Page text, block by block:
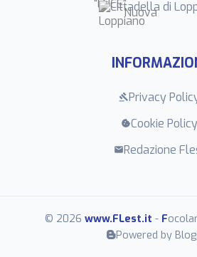
Cittadella di
gavelPrivacy
cookieCookie Policy
mailRedazione
© 2026 www.FLest.it - F
Powered by